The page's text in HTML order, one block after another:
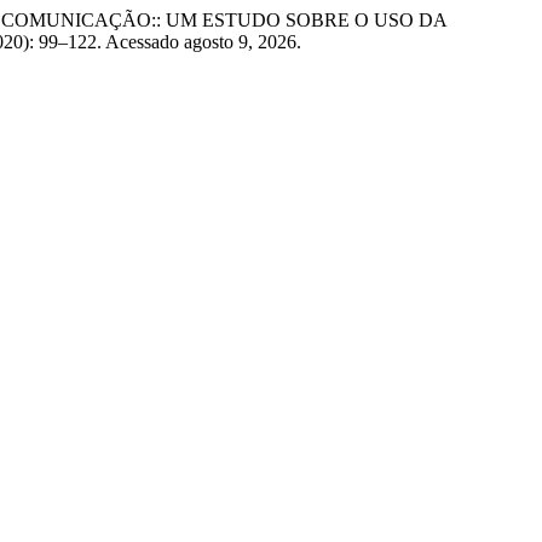
COMUNICAÇÃO:: UM ESTUDO SOBRE O USO DA
99–122. Acessado agosto 9, 2026.